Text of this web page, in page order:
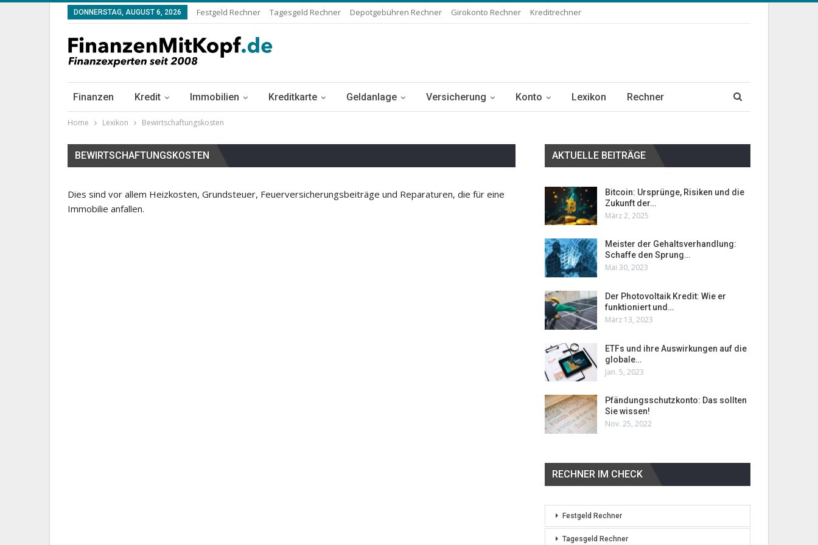
DONNERSTAG, AUGUST 6, 2026 Festgeld Rechner Tagesgeld Rechner Depotgebühren Rechner Girokonto Rechner Kreditrechner
Finanzen Kredit Immobilien Kreditkarte Geldanlage Versicherung Konto Lexikon Rechner
Home Lexikon Bewirtschaftungskosten
BEWIRTSCHAFTUNGSKOSTEN
Dies sind vor allem Heizkosten, Grundsteuer, Feuerversicherungsbeiträge und Reparaturen, die für eine
Immobilie anfallen.
AKTUELLE BEITRÄGE
Bitcoin: Ursprünge, Risiken und die
Zukunft der…
März 2, 2025
Meister der Gehaltsverhandlung:
Schaffe den Sprung…
Mai 30, 2023
Der Photovoltaik Kredit: Wie er
funktioniert und…
März 13, 2023
ETFs und ihre Auswirkungen auf die
globale…
Jan. 5, 2023
Pfändungsschutzkonto: Das sollten
Sie wissen!
Nov. 25, 2022
RECHNER IM CHECK
Festgeld Rechner
Tagesgeld Rechner